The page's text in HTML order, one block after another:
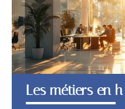
Les métiers en